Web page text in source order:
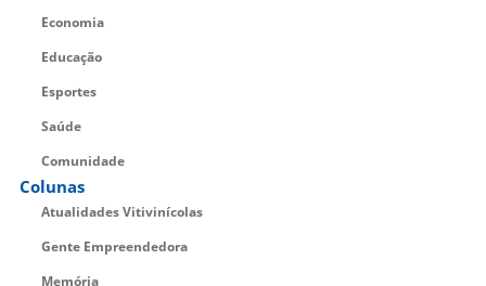
Economia
Educação
Esportes
Saúde
Comunidade
Colunas
Atualidades Vitivinícolas
Gente Empreendedora
Memória